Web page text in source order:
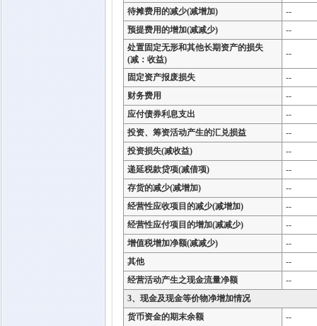
待摊费用的减少(减增加)
--
预提费用的增加(减减少)
--
处置固定无形和其他长期资产的损失
(减：收益)
--
固定资产报废损失
--
财务费用
--
应付债券利息支出
--
投资、筹资活动产生的汇兑损益
--
投资损失(减收益)
--
递延税款贷项(减借项)
--
存货的减少(减增加)
--
经营性应收项目的减少(减增加)
--
经营性应付项目的增加(减减少)
--
增值税增加净额(减减少)
--
其他
--
经营活动产生之现金流量净额
--
3、现金及现金等价物净增加情况
货币资金的期末余额
--